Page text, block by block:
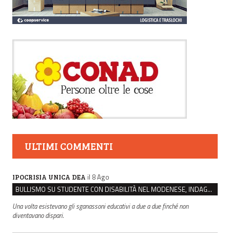
ULTIMI COMMENTI
IPOCRISIA UNICA DEA il 8 Ago
BULLISMO SU STUDENTE CON DISABILITÀ NEL MODENESE, INDAGATI DUE RAGAZZI DI 16 ANNI
Una volta esistevano gli sganassoni educativi a due a due finché non
diventavano dispari.